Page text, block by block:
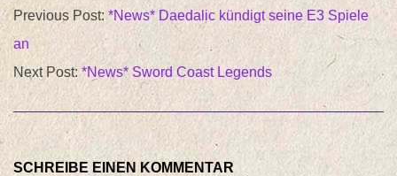
06-
11
Previous Post: *News* Daedalic kündigt seine E3 Spiele
an
Next Post: *News* Sword Coast Legends
SCHREIBE EINEN KOMMENTAR